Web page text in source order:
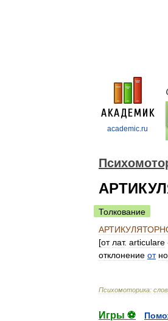
academic.ru
Толкование
[от лат. articulare
отклонение от
Психомоторика:
Игры ⚽